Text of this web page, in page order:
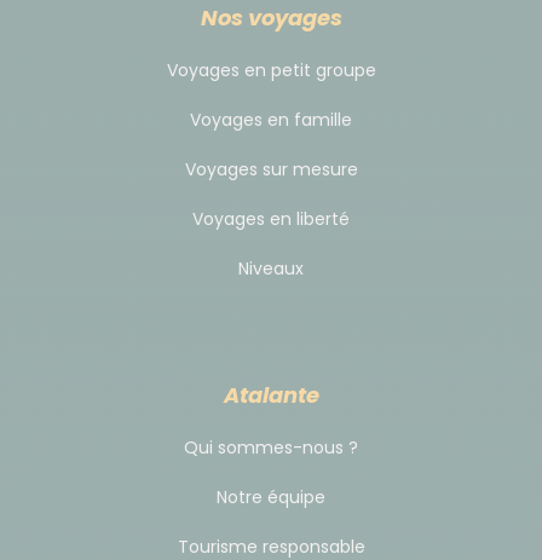
Nos voyages
Voyages en petit groupe
Voyages en famille
Voyages sur mesure
Voyages en liberté
Niveaux
Atalante
Qui sommes-nous ?
Notre équipe
Tourisme responsable